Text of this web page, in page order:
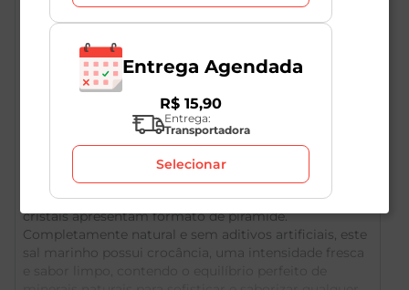
Descrição do Produto
O Sal Marinho Maldon é levemente branco e seus
cristais apresentam formato de pirâmide.
Completamente natural e sem aditivos artificiais, este
sal marinho possui crocância, uma intensidade fresca
Entrega Agendada
R$ 15,90
Entrega:
Transportadora
Selecionar